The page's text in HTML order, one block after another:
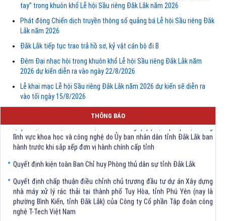
tay” trong khuôn khổ Lễ hội Sầu riêng Đắk Lắk năm 2026
Phát động Chiến dịch truyền thông số quảng bá Lễ hội Sầu riêng Đắk
Lắk năm 2026
Đắk Lắk tiếp tục trao trả hồ sơ, kỷ vật cán bộ đi B
Đêm Đại nhạc hội trong khuôn khổ Lễ hội Sầu riêng Đắk Lắk năm
2026 dự kiến diễn ra vào ngày 22/8/2026
Lễ khai mạc Lễ hội Sầu riêng Đắk Lắk năm 2026 dự kiến sẽ diễn ra
vào tối ngày 15/8/2026
THÔNG BÁO
Quyết định Về việc bãi bỏ một số văn bảng quy phạm pháp luật trong
lĩnh vực khoa học và công nghệ do Ủy ban nhân dân tỉnh Đắk Lắk ban
hành trước khi sắp xếp đơn vị hành chính cấp tỉnh
nhà máy xử lý rác thải tại thành phố Tuy Hòa, tỉnh Phú Yên (nay là
phường Bình Kiến, tỉnh Đắk Lắk) của Công ty Cổ phần Tập đoàn công
nghệ T-Tech Việt Nam